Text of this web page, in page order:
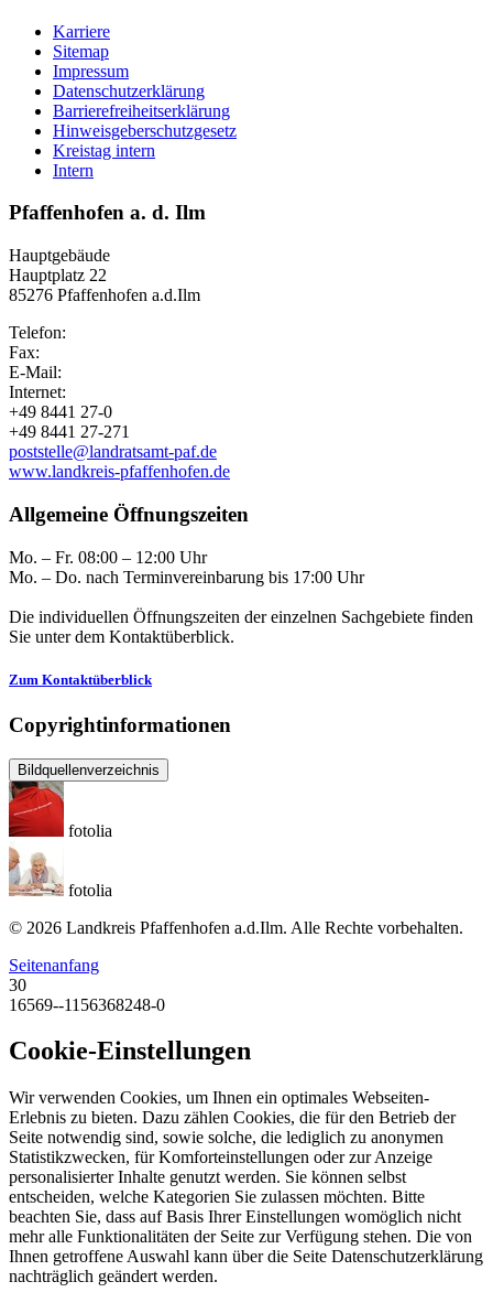
Karriere
Sitemap
Impressum
Datenschutzerklärung
Barrierefreiheitserklärung
Hinweisgeberschutzgesetz
Kreistag intern
Intern
Pfaffenhofen a. d. Ilm
Hauptgebäude
Hauptplatz 22
85276 Pfaffenhofen a.d.Ilm
Telefon:
Fax:
E-Mail:
Internet:
+49 8441 27-0
+49 8441 27-271
poststelle@landratsamt-paf.de
www.landkreis-pfaffenhofen.de
Allgemeine Öffnungszeiten
Mo. – Fr. 08:00 – 12:00 Uhr
Mo. – Do. nach Terminvereinbarung bis 17:00 Uhr
Die individuellen Öffnungszeiten der einzelnen Sachgebiete finden
Sie unter dem Kontaktüberblick.
Zum Kontaktüberblick
Copyrightinformationen
Bildquellenverzeichnis
fotolia
fotolia
© 2026 Landkreis Pfaffenhofen a.d.Ilm. Alle Rechte vorbehalten.
Seitenanfang
30
16569--1156368248-0
Cookie-Einstellungen
Wir verwenden Cookies, um Ihnen ein optimales Webseiten-
Erlebnis zu bieten. Dazu zählen Cookies, die für den Betrieb der
Seite notwendig sind, sowie solche, die lediglich zu anonymen
Statistikzwecken, für Komforteinstellungen oder zur Anzeige
personalisierter Inhalte genutzt werden. Sie können selbst
entscheiden, welche Kategorien Sie zulassen möchten. Bitte
beachten Sie, dass auf Basis Ihrer Einstellungen womöglich nicht
mehr alle Funktionalitäten der Seite zur Verfügung stehen. Die von
Ihnen getroffene Auswahl kann über die Seite Datenschutzerklärung
nachträglich geändert werden.